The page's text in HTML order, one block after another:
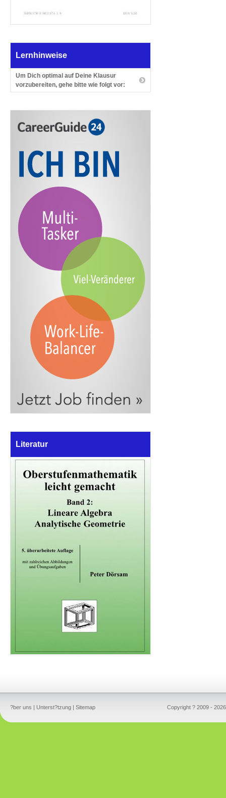
Lernhinweise
Um Dich optimal auf Deine Klausur
vorzubereiten, gehe bitte wie folgt vor:
Literatur
?ber uns | Unterst?tzung | Sitemap Copyright ? 2009 -